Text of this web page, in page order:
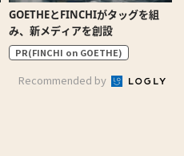
GOETHEとFINCHIがタッグを組
み、新メディアを創設
PR(FINCHI on GOETHE)
Recommended by